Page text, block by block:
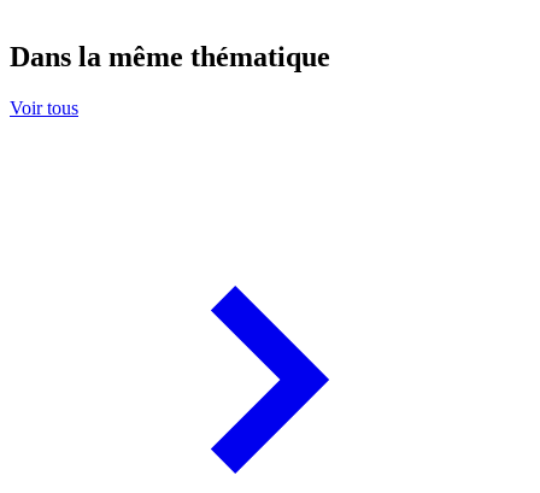
Dans la même thématique
Voir tous